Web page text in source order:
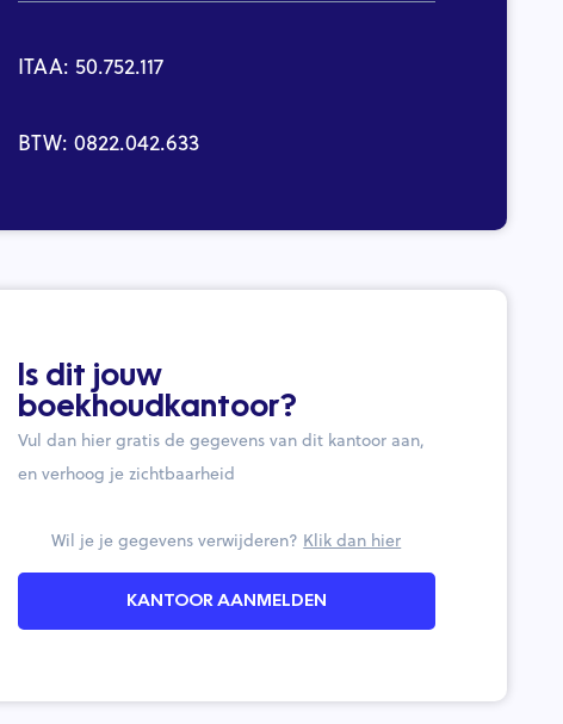
ITAA: 50.752.117
BTW: 0822.042.633
Is dit jouw
boekhoudkantoor?
Vul dan hier gratis de gegevens van dit kantoor aan,
en verhoog je zichtbaarheid
Wil je je gegevens verwijderen? Klik dan hier
KANTOOR AANMELDEN